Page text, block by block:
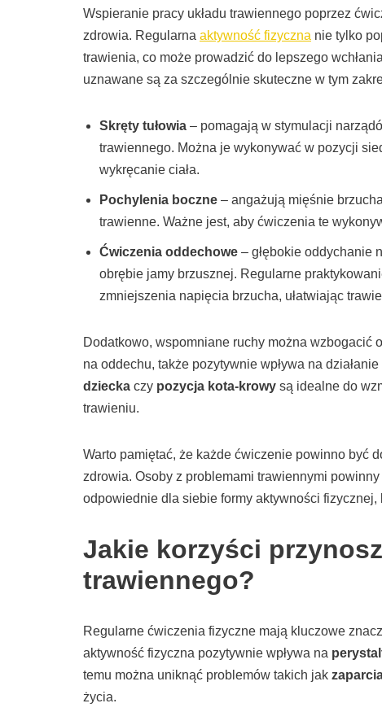
Wspieranie pracy układu trawiennego poprzez
zdrowia. Regularna aktywność fizyczna nie tylko
trawienia, co może prowadzić do lepszego
uznawane są za szczególnie skuteczne w tym
Skręty tułowia – pomagają w stymulacji
trawiennego. Można je wykonywać w pozycji
wykręcanie ciała.
Pochylenia boczne – angażują mięśnie
trawienne. Ważne jest, aby ćwiczenia te
Ćwiczenia oddechowe – głębokie oddychanie
obrębie jamy brzusznej. Regularne
zmniejszenia napięcia brzucha, ułatwiając
Dodatkowo, wspomniane ruchy można wzbogacić o
na oddechu, także pozytywnie wpływa na
dziecka czy pozycja kota-krowy są idealne do
trawieniu.
Warto pamiętać, że każde ćwiczenie powinno być
zdrowia. Osoby z problemami trawiennymi
odpowiednie dla siebie formy aktywności
Jakie korzyści
trawiennego?
Regularne ćwiczenia fizyczne mają kluczowe
aktywność fizyczna pozytywnie wpływa na
temu można uniknąć problemów takich jak
życia.